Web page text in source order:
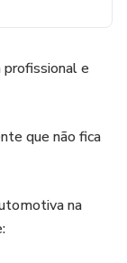
profissional e
que não fica
na